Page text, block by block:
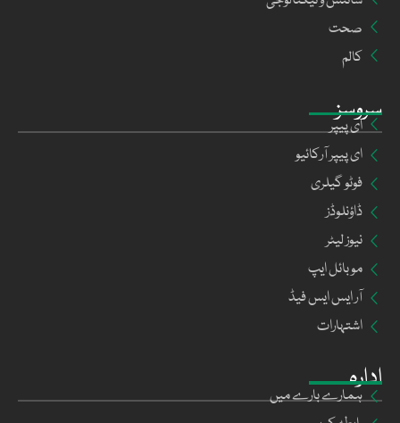
ادارہ
ہمارے بارے میں
سروسز
ای پیپر
ای پیپر آرکائیو
فوٹو گیلری
ڈاؤنلوڈز
نیوز لیٹر
موبائل ایپ
آر ایس ایس فیڈ
اشتہارات
صحت
کالم